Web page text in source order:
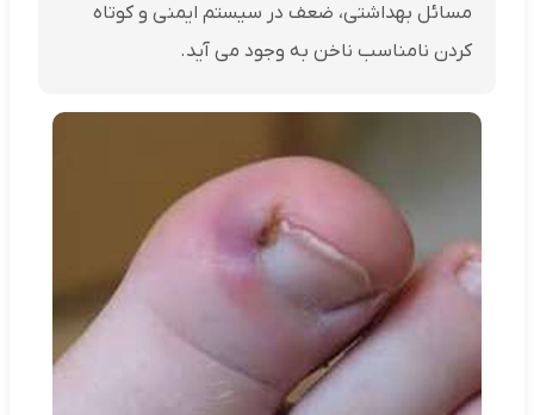
مسائل بهداشتی، ضعف در سیستم ایمنی و کوتاه
کردن نامناسب ناخن به وجود می آید.